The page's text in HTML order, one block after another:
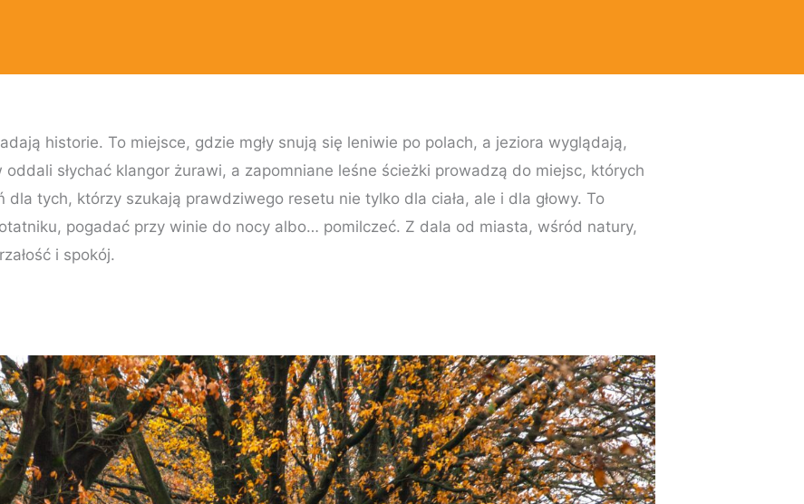
historie. To miejsce, gdzie mgły snują się leniwie po polach, a jeziora wyglądają,
słychać klangor żurawi, a zapomniane leśne ścieżki prowadzą do miejsc, których
dla tych, którzy szukają prawdziwego resetu nie tylko dla ciała, ale i dla głowy. To
pogadać przy winie do nocy albo… pomilczeć. Z dala od miasta, wśród natury,
i spokój.